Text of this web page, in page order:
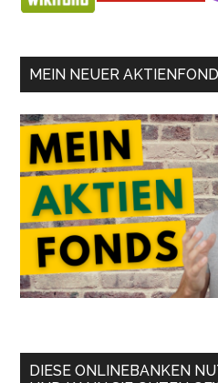
MEIN NEUER
DIESE ONLINEBANKEN